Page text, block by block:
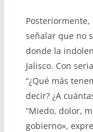
señalar que no
donde la
Jalisco. Con
“¿Qué más
decir? ¿A
“Miedo, dolor,
gobierno»,